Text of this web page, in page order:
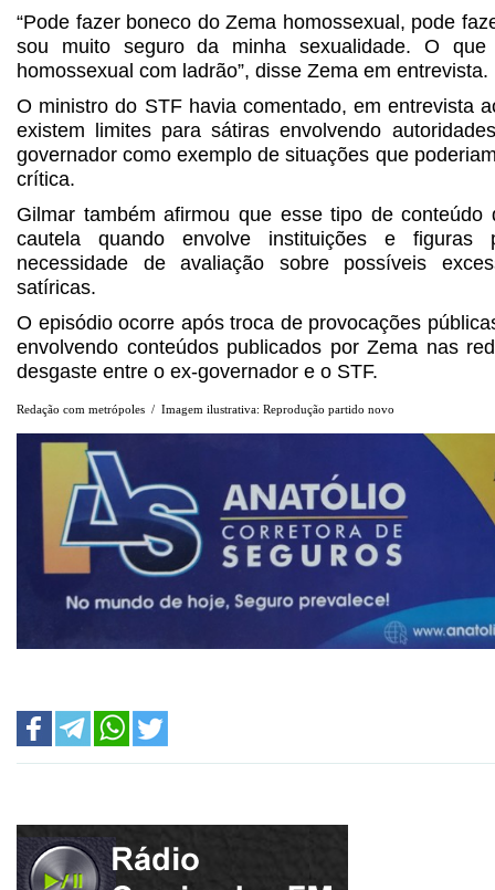
“Pode fazer boneco do Zema homossexual, pode
sou muito seguro da minha sexualidade. O
homossexual com ladrão”, disse Zema em entrevista.
O ministro do STF havia comentado, em entrevista
existem limites para sátiras envolvendo
governador como exemplo de situações que
crítica.
Gilmar também afirmou que esse tipo de conteúdo
cautela quando envolve instituições e figuras
necessidade de avaliação sobre possíveis
satíricas.
O episódio ocorre após troca de provocações
envolvendo conteúdos publicados por Zema nas
desgaste entre o ex-governador e o STF.
Redação com metrópoles / Imagem ilustrativa: Reprodução partido novo